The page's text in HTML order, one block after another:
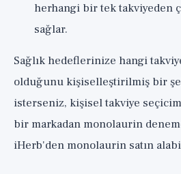
herhangi bir tek takviyeden
sağlar.
Sağlık hedeflerinize hangi
olduğunu kişiselleştirilmiş bir
isterseniz, kişisel takviye
bir markadan monolaurin
iHerb'den monolaurin satın